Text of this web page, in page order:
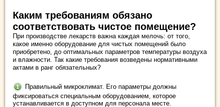
Каким требованиям обязано
соответствовать чистое помещение?
При производстве лекарств важна каждая мелочь: от того,
какое именно оборудование для чистых помещений было
приобретено, до оптимальных параметров температуры воздуха
и влажности. Так какие требования возведены нормативными
актами в ранг обязательных?
Правильный микроклимат. Его параметры должны
фиксироваться специальным оборудованием, которое
устанавливается в доступном для персонала месте.